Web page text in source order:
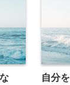
自分